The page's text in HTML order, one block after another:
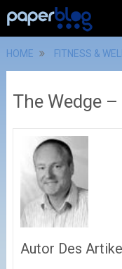
HOME FITNESS &
The Wedge –
Autor Des